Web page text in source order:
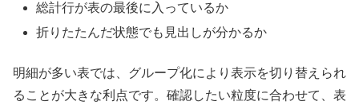
総計行が表の最後に入っているか
折りたたんだ状態でも見出しが分かるか
明細が多い表では、グループ化により表示を切り替えられ
ることが大きな利点です。確認したい粒度に合わせて、表